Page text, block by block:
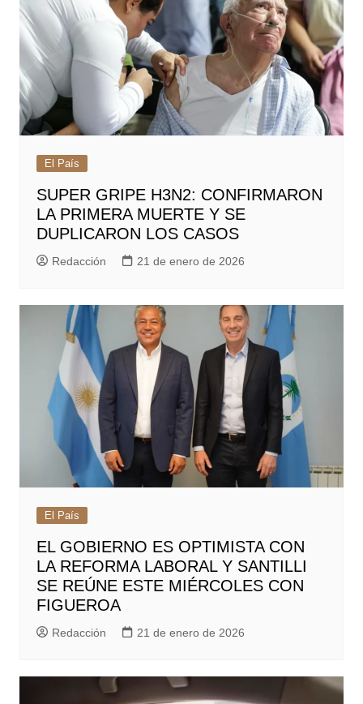
El País
SUPER GRIPE H3N2: CONFIRMARON
LA PRIMERA MUERTE Y SE
DUPLICARON LOS CASOS
Redacción 21 de enero de 2026
El País
EL GOBIERNO ES OPTIMISTA CON
LA REFORMA LABORAL Y SANTILLI
SE REÚNE ESTE MIÉRCOLES CON
FIGUEROA
Redacción 21 de enero de 2026